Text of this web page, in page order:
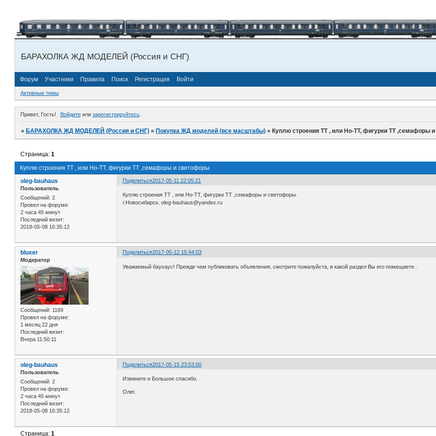
БАРАХОЛКА ЖД МОДЕЛЕЙ (Россия и СНГ)
Форум Участники Правила Поиск Регистрация Войти
Активные темы
Привет, Гость! Войдитеили зарегистрируйтесь.
»БАРАХОЛКА ЖД МОДЕЛЕЙ (Россия и СНГ) »Покупка ЖД моделей (все масштабы) »Куплю строения ТТ , или Но-ТТ, фигурки ТТ ,семафоры
Куплю строения ТТ , или Но-ТТ, фигурки ТТ ,семафоры и светофоры
Страница:1
Поделиться2017-05-11 22:05:21
oleg-bauhaus
Пользователь
Сообщений: 2
Провел на форуме:
2 часа 45 минут
Последний визит:
2018-05-08 16:35:12
Куплю строения ТТ , или Но-ТТ, фигурки ТТ ,семафоры и светофоры.
г.Новосибирск. oleg-bauhaus@yandex.ru
Поделиться2017-05-12 15:44:03
bluxer
Модератор
Сообщений: 1169
Провел на форуме:
1 месяц 22 дня
Последний визит:
Вчера 11:50:11
Уважаемый баухаус! Прежде чем публиковать объявления, смотрите пожалуйста, в какой раздел Вы его помещаете..
Поделиться2017-05-15 23:53:00
oleg-bauhaus
Пользователь
Сообщений: 2
Провел на форуме:
2 часа 45 минут
Последний визит:
2018-05-08 16:35:12
Извините и Большое спасибо.
Олег.
Страница:1